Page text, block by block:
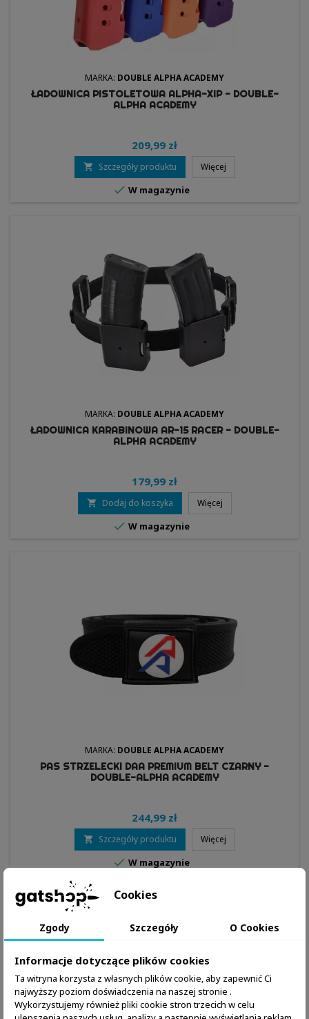
MARKA: DOUBLE ALPHA ACADEMY
ŁADOWNICA PISTOLETOWA ALPHA-XIP - DOUBLE-
ALPHA ACADEMY
209,99 zł
 Szczegóły produktu Więcej
 W magazynie
MARKA: DOUBLE ALPHA ACADEMY
ŁADOWNICA KARABINOWA AR-15 RACER - DOUBLE-
ALPHA ACADEMY
179,99 zł
 Dodaj do koszyka Więcej
 W magazynie
MARKA: DOUBLE ALPHA ACADEMY
PAS STRZELECKI DAA PREMIUM BELT CZARNY -
DOUBLE-ALPHA ACADEMY
244,99 zł
 Szczegóły produktu Więcej
 W magazynie
Cookies
Zgody Szczegóły O Cookies
Informacje dotyczące plików cookies
Ta witryna korzysta z własnych plików cookie, aby zapewnić Ci
najwyższy poziom doświadczenia na naszej stronie .
Wykorzystujemy również pliki cookie stron trzecich w celu